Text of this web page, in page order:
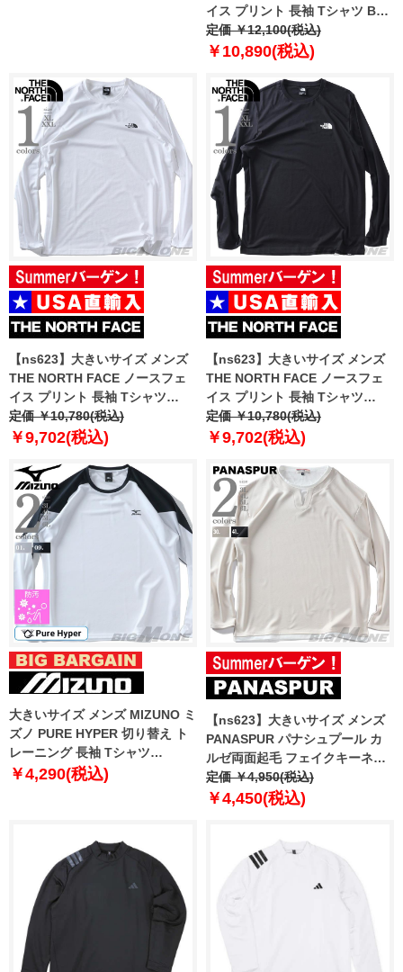
イス プリント 長袖 Tシャツ BOX
NSE TEE USA直輸入 nf0a87nn-
fn4
定価 ￥12,100(税込)
￥10,890(税込)
【ns623】大きいサイズ メンズ
THE NORTH FACE ノースフェ
イス プリント 長袖 Tシャツ
SIMPLE DOME TEE USA直輸入
nf0a87qn-fn4
定価 ￥10,780(税込)
￥9,702(税込)
【ns623】大きいサイズ メンズ
THE NORTH FACE ノースフェ
イス プリント 長袖 Tシャツ
SIMPLE DOME TEE USA直輸入
nf0a87qn-jk3
定価 ￥10,780(税込)
￥9,702(税込)
大きいサイズ メンズ MIZUNO ミ
ズノ PURE HYPER 切り替え ト
レーニング 長袖 Tシャツ
k2jacb40
￥4,290(税込)
【ns623】大きいサイズ メンズ
PANASPUR パナシュプール カ
ルゼ両面起毛 フェイクキーネッ
ク ロング Tシャツ 5401-604z
定価 ￥4,950(税込)
￥4,450(税込)